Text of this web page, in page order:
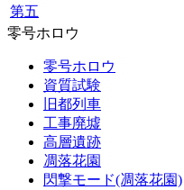
第五
零号ホロウ
零号ホロウ
資質試験
旧都列車
工事廃墟
高層遺跡
凋落花園
閃撃モード(凋落花園)